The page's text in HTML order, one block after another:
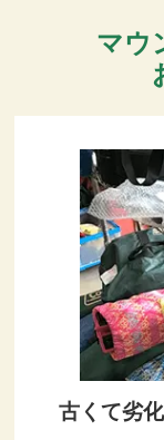
マウ
古くて劣